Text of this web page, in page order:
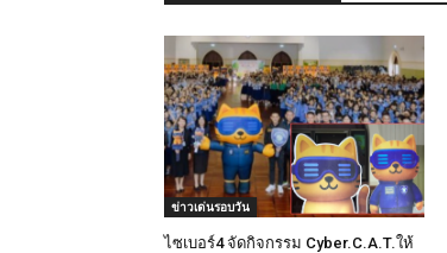
ข่าวเด่นรอบวัน
ไซเบอร์4 จัดกิจกรรม Cyber.C.A.T.ให้